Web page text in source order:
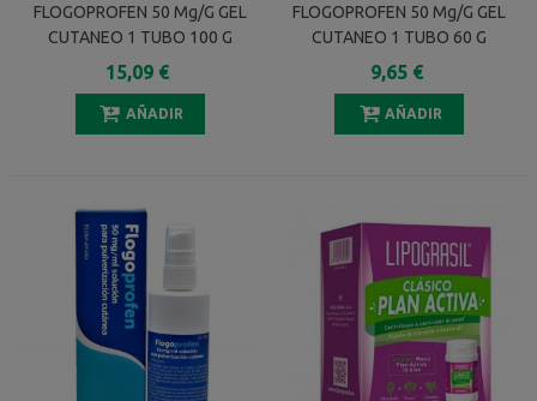
FLOGOPROFEN 50 Mg/g GEL
CUTANEO 1 TUBO 100 G
15,09 €
AÑADIR
FLOGOPROFEN 50 Mg/g GEL
CUTANEO 1 TUBO 60 G
9,65 €
AÑADIR